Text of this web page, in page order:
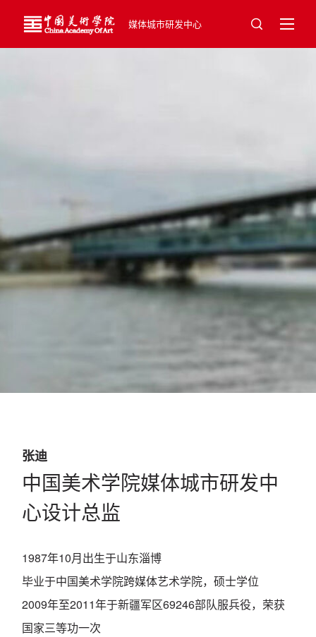
媒体城市研发中心
中国美术学院媒体城市研发中心设计总监
2022年01月
张迪
中国美术学院媒体城市研发中
心设计总监
1987年10月出生于山东淄博
毕业于中国美术学院跨媒体艺术学院，硕士学位
2009年至2011年于新疆军区69246部队服兵役，荣获
国家三等功一次